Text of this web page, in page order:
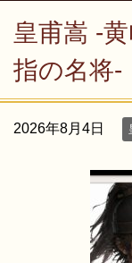
皇甫嵩 -
指の名将-
2026年8月4日